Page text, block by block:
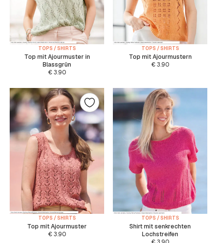
TOPS / SHIRTS
Top mit Ajourmuster in
Blassgrün
€3.90
TOPS / SHIRTS
Top mit Ajourmustern
€3.90
TOPS / SHIRTS
Top mit Ajourmuster
€3.90
TOPS / SHIRTS
Shirt mit senkrechten
Lochstreifen